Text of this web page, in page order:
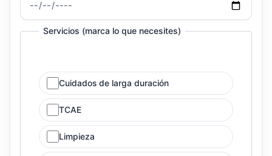
Servicios (marca lo que necesites)
Cuidados de larga duración
TCAE
Limpieza